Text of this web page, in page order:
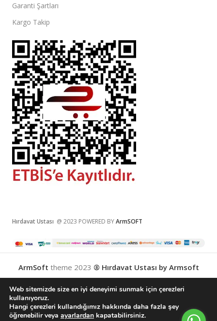
Garanti Şartları
Kargo Takip
Hırdavat Ustası @ 2023 POWERED BYArmSOFT
ArmSoft theme 2023 ® Hırdavat Ustası by Armsoft
Web sitemizde size en iyi deneyimi sunmak için çerezleri
kullanıyoruz.
Hangi çerezleri kullandığımız hakkında daha fazla şey
öğrenebilir veya ayarlardan kapatabilirsiniz.
English(İngilizce) Türkçe